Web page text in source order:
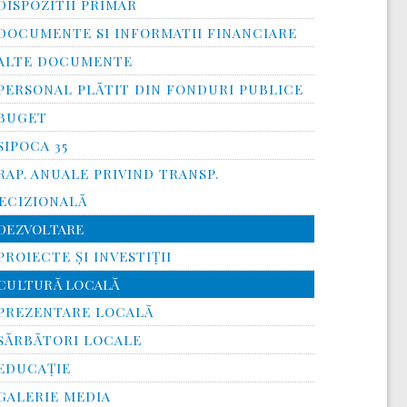
PRIMAR
SI INFORMATII FINANCIARE
DOCUMENTE
PLĂTIT DIN FONDURI PUBLICE
35
ANUALE PRIVIND TRANSP.
ȘI INVESTIȚII
LOCALĂ
LOCALĂ
LOCALE
MEDIA